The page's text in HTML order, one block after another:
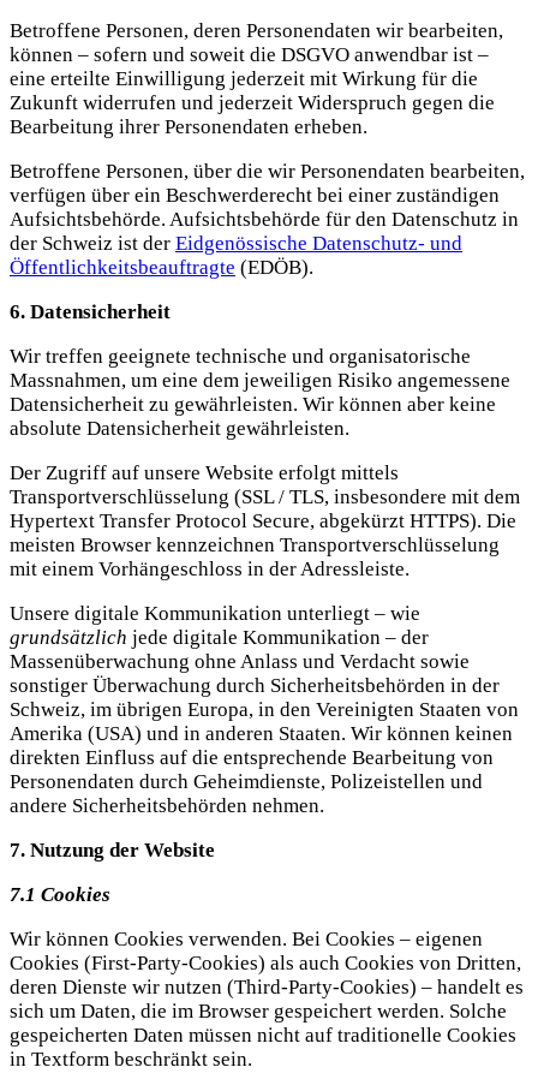
Betroffene Personen, deren Personendaten wir bearbeiten,
können – sofern und soweit die DSGVO anwendbar ist –
eine erteilte Einwilligung jederzeit mit Wirkung für die
Zukunft widerrufen und jederzeit Widerspruch gegen die
Bearbeitung ihrer Personendaten erheben.
Betroffene Personen, über die wir Personendaten bearbeiten,
verfügen über ein Beschwerderecht bei einer zuständigen
Aufsichtsbehörde. Aufsichtsbehörde für den Datenschutz in
der Schweiz ist der Eidgenössische Datenschutz- und
Öffentlichkeitsbeauftragte (EDÖB).
6. Datensicherheit
Wir treffen geeignete technische und organisatorische
Massnahmen, um eine dem jeweiligen Risiko angemessene
Datensicherheit zu gewährleisten. Wir können aber keine
absolute Datensicherheit gewährleisten.
Der Zugriff auf unsere Website erfolgt mittels
Transportverschlüsselung (SSL / TLS, insbesondere mit dem
Hypertext Transfer Protocol Secure, abgekürzt HTTPS). Die
meisten Browser kennzeichnen Transportverschlüsselung
mit einem Vorhängeschloss in der Adressleiste.
Unsere digitale Kommunikation unterliegt – wie
grundsätzlich jede digitale Kommunikation – der
Massenüberwachung ohne Anlass und Verdacht sowie
sonstiger Überwachung durch Sicherheitsbehörden in der
Schweiz, im übrigen Europa, in den Vereinigten Staaten von
Amerika (USA) und in anderen Staaten. Wir können keinen
direkten Einfluss auf die entsprechende Bearbeitung von
Personendaten durch Geheimdienste, Polizeistellen und
andere Sicherheitsbehörden nehmen.
7. Nutzung der Website
7.1 Cookies
Wir können Cookies verwenden. Bei Cookies – eigenen
Cookies (First-Party-Cookies) als auch Cookies von Dritten,
deren Dienste wir nutzen (Third-Party-Cookies) – handelt es
sich um Daten, die im Browser gespeichert werden. Solche
gespeicherten Daten müssen nicht auf traditionelle Cookies
in Textform beschränkt sein.